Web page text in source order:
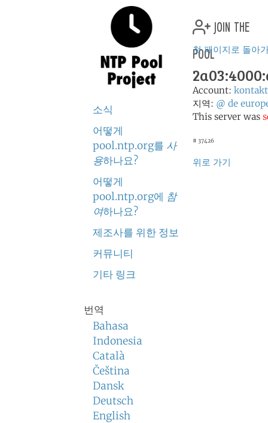
소식
어떻게
pool.ntp.org를 사
용하나요?
어떻게
pool.ntp.org에 참
여하나요?
제조사를 위한 정보
커뮤니티
기타 링크
번역
Bahasa
Indonesia
Català
Čeština
Dansk
Deutsch
English
join the
pool
첫 페이지로 돌아
Account:
지역: @ de
This server was
# 37426
위로 가기